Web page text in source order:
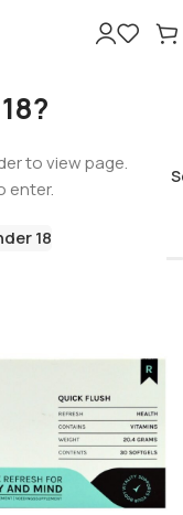
to view page.
enter.
18
Cannabis